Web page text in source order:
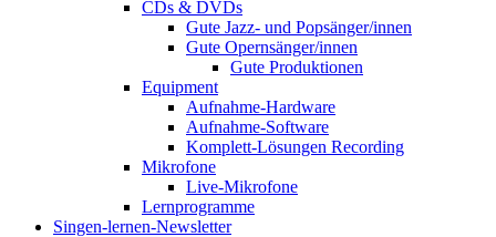
CDs & DVDs
Gute Jazz- und Popsänger/innen
Gute Opernsänger/innen
Gute Produktionen
Equipment
Aufnahme-Hardware
Aufnahme-Software
Komplett-Lösungen Recording
Mikrofone
Live-Mikrofone
Lernprogramme
Singen-lernen-Newsletter